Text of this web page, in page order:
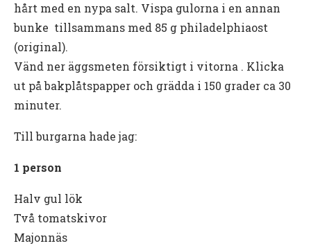
hårt med en nypa salt. Vispa gulorna i en annan
bunke tillsammans med 85 g philadelphiaost
(original).
Vänd ner äggsmeten försiktigt i vitorna . Klicka
ut på bakplåtspapper och grädda i 150 grader ca 30
minuter.
Till burgarna hade jag:
1 person
Halv gul lök
Två tomatskivor
Majonnäs